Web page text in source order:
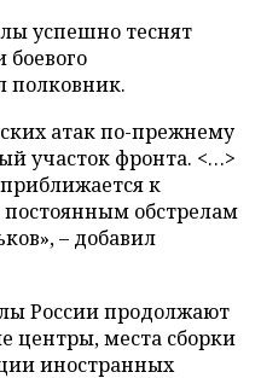
успешно теснят
полковник.
атак по-прежнему
участок фронта. <…>
к
обстрелам
– добавил
России продолжают
центры, места сборки
иностранных